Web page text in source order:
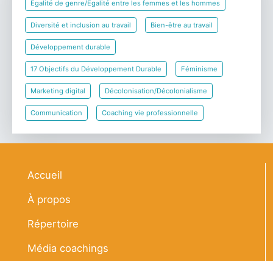
Égalité de genre/Égalité entre les femmes et les hommes
Diversité et inclusion au travail Bien-être au travail
Développement durable
17 Objectifs du Développement Durable Féminisme
Marketing digital Décolonisation/Décolonialisme
Communication Coaching vie professionnelle
Navigation principale
Accueil
À propos
Répertoire
Média coachings